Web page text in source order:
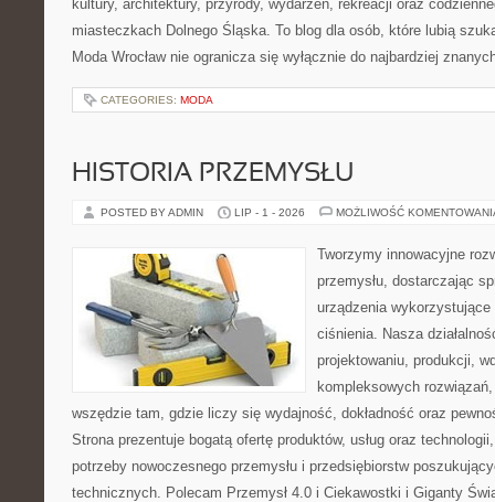
kultury, architektury, przyrody, wydarzeń, rekreacji oraz
miasteczkach Dolnego Śląska. To blog dla osób, które lubią
Moda Wrocław nie ogranicza się wyłącznie do najbardziej
CATEGORIES: MODA
HISTORIA PRZEMYSŁU
POSTED BY ADMIN LIP - 1 - 2026 MOŻLIWOŚĆ
Tworzymy innowacyjne
przemysłu, dostarczając
urządzenia
ciśnienia. Nasza
projektowaniu, produkcji,
kompleksowych
wszędzie tam, gdzie liczy się wydajność, dokładność oraz
Strona prezentuje bogatą ofertę produktów, usług oraz
potrzeby nowoczesnego przemysłu i przedsiębiorstw
technicznych. Polecam Przemysł 4.0 i Ciekawostki i Giganty